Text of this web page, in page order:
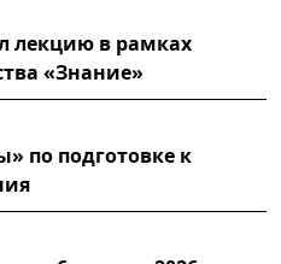
лекцию в рамках
«Знание»
по подготовке к